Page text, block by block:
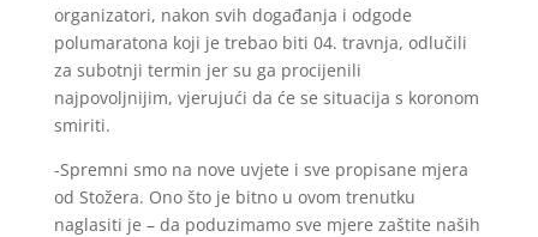
organizatori, nakon svih događanja i odgode
polumaratona koji je trebao biti 04. travnja, odlučili
za subotnji termin jer su ga procijenili
najpovoljnijim, vjerujući da će se situacija s koronom
smiriti.
-Spremni smo na nove uvjete i sve propisane mjera
od Stožera. Ono što je bitno u ovom trenutku
naglasiti je – da poduzimamo sve mjere zaštite naših